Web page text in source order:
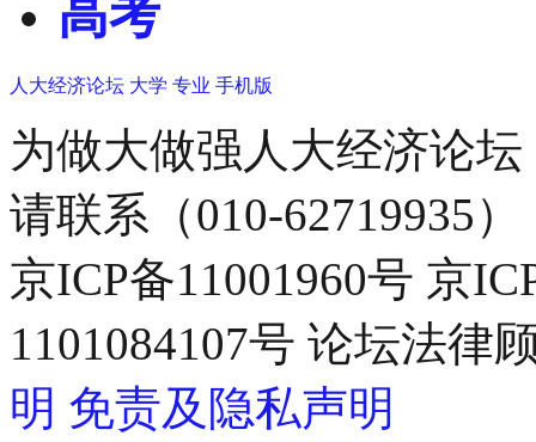
高考
人大经济论坛 大学 专业 手机版
为做大做强人大经济论
请联系（010-62719935）
京ICP备11001960号 京
1101084107号 论坛法律
明 免责及隐私声明